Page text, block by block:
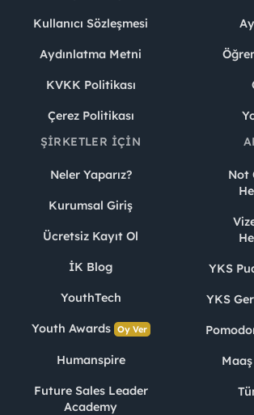
Kullanıcı Sözleşmesi
Aydınlatma Metni
KVKK Politikası
Çerez Politikası
ŞIRKETLER İÇIN
Neler Yaparız?
Kurumsal Giriş
Ücretsiz Kayıt Ol
İK Blog
YouthTech
Youth Awards Oy Ver
Humanspire
Future Sales Leader
Academy
Not
YKS
YKS
Maaş